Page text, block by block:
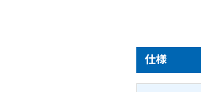
仕様